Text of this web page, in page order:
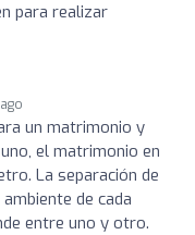
para realizar
un matrimonio y
el matrimonio en
La separación de
de cada
entre uno y otro.